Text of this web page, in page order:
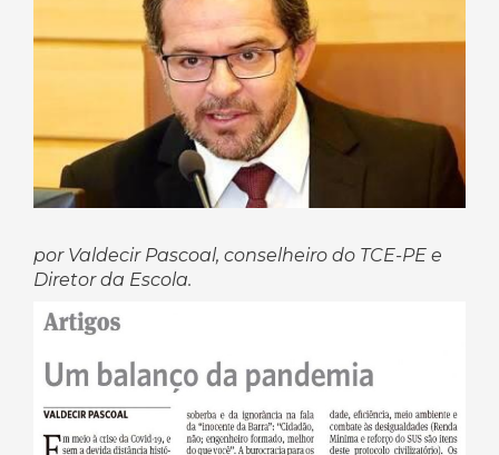
por Valdecir Pascoal, conselheiro do TCE-PE e
Diretor da Escola.